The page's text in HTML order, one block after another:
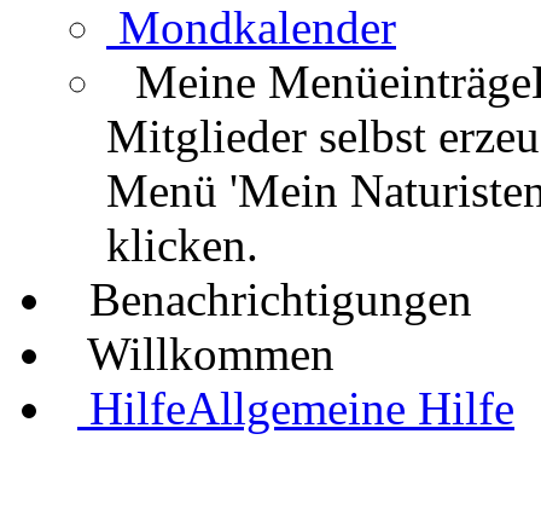
Mondkalender
Meine Menüeinträge
Mitglieder selbst
Menü 'Mein
klicken.
Benachrichtigungen
Willkommen
HilfeAllgemeine Hilfe